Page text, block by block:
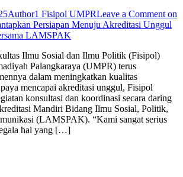
Author1 Fisipol UMPRLeave a Comment on
Persiapan Menuju Akreditasi Unggul
LAMSPAK
Ilmu Sosial dan Ilmu Politik (Fisipol)
Palangkaraya (UMPR) terus
dalam meningkatkan kualitas
mencapai akreditasi unggul, Fisipol
konsultasi dan koordinasi secara daring
Mandiri Bidang Ilmu Sosial, Politik,
(LAMSPAK). “Kami sangat serius
hal yang […]